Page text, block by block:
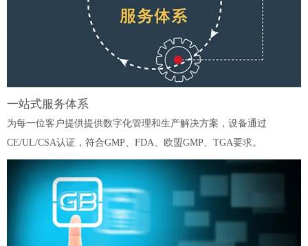
一站式服务体系
为每一位客户提供提供数字化管理和生产解决方案，设备通过
CE/UL/CSA认证，符合GMP、FDA、欧盟GMP、TGA要求。